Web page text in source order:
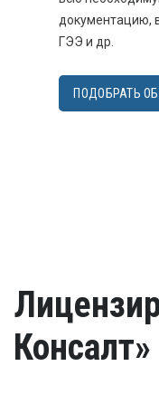
документацию,
ГЭЭ и др.
ПОДОБРАТЬ